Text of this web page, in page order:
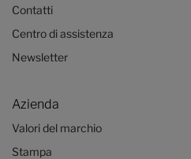
Contatti
Centro di assistenza
Newsletter
Azienda
Valori del marchio
Stampa